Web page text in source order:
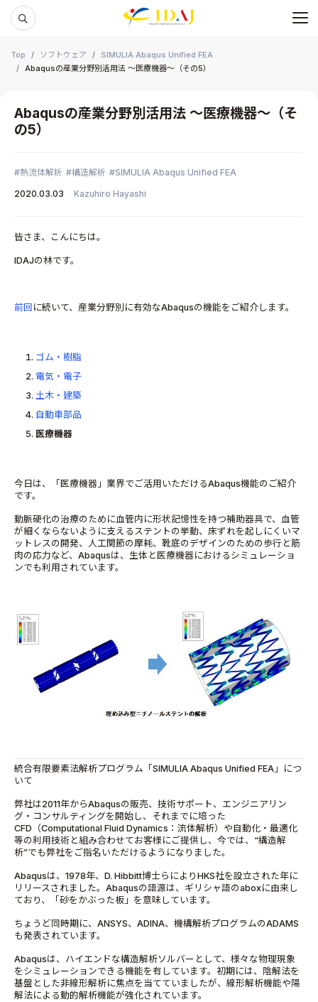
メ
Top ソフトウェア
SIMULIA Abaqus Unified FEA
Abaqusの産業分野別活用法 ～医療機器～（その5）
Abaqusの産業分野別活用法 ～医療機器～（そ
の5）
熱流体解析 構造解析
SIMULIA Abaqus Unified FEA
2020.03.03
Kazuhiro Hayashi
皆さま、こんにちは。
IDAJの林です。
前回 に続いて、産業分野別に有効なAbaqusの機能をご紹介します。
ゴム・樹脂
電気・電子
土木・建築
自動車部品
医療機器
今日は、「医療機器」業界でご活用いただけるAbaqus機能のご紹介
です。
動脈硬化の治療のために血管内に形状記憶性を持つ補助器具で、血管
が細くならないように支えるステントの挙動、床ずれを起しにくいマ
ットレスの開発、人工関節の摩耗、靴底のデザインのための歩行と筋
肉の応力など、Abaqusは、生体と医療機器におけるシミュレーショ
ンでも利用されています。
統合有限要素法解析プログラム「SIMULIA Abaqus Unified FEA」につ
いて
弊社は2011年からAbaqusの販売、技術サポート、エンジニアリン
グ・コンサルティングを開始し、それまでに培った
CFD（Computational Fluid Dynamics：流体解析）や自動化・最適化
等の利用技術と組み合わせてお客様にご提供し、今では、“構造解
析”でも弊社をご指名いただけるようになりました。
Abaqusは、1978年、D. Hibbitt博士らによりHKS社を設立された年に
リリースされました。Abaqusの語源は、ギリシャ語のaboxに由来し
ており、「砂をかぶった板」を意味しています。
ちょうど同時期に、ANSYS、ADINA、機構解析プログラムのADAMS
も発表されています。
Abaqusは、ハイエンドな構造解析ソルバーとして、様々な物理現象
をシミュレーションできる機能を有しています。初期には、陰解法を
基盤とした非線形解析に焦点を当てていましたが、線形解析機能や陽
解法による動的解析機能が強化されています。